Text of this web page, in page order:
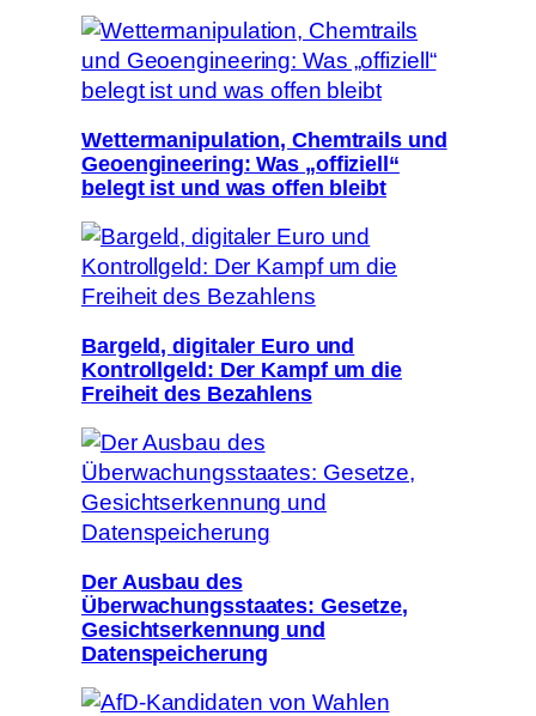
Wettermanipulation, Chemtrails und
Geoengineering: Was „offiziell“
belegt ist und was offen bleibt
Bargeld, digitaler Euro und
Kontrollgeld: Der Kampf um die
Freiheit des Bezahlens
Der Ausbau des
Überwachungsstaates: Gesetze,
Gesichtserkennung und
Datenspeicherung